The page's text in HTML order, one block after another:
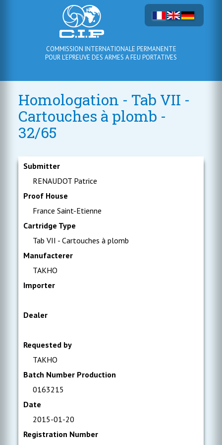
COMMISSION INTERNATIONALE PERMANENTE
POUR L'EPREUVE DES ARMES A FEU PORTATIVES
Homologation - Tab VII -
Cartouches à plomb -
32/65
Submitter
RENAUDOT Patrice
Proof House
France Saint-Etienne
Cartridge Type
Tab VII - Cartouches à plomb
Manufacterer
TAKHO
Importer
Dealer
Requested by
TAKHO
Batch Number Production
0163215
Date
2015-01-20
Registration Number